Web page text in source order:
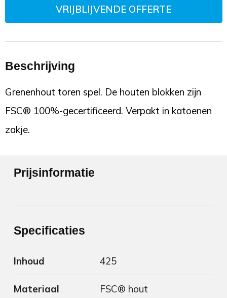
VRIJBLIJVENDE OFFERTE
Beschrijving
Grenenhout toren spel. De houten blokken zijn
FSC® 100%-gecertificeerd. Verpakt in katoenen
zakje.
Prijsinformatie
Specificaties
Inhoud 425
Materiaal FSC® hout